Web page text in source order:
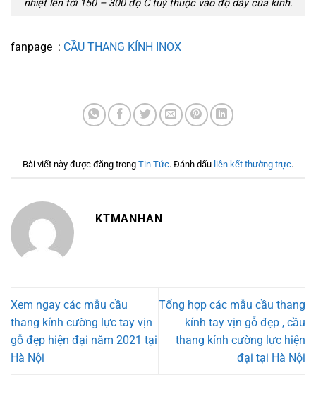
nhiệt lên tới 150 – 300 độ C tuỳ thuộc vào độ dày của kính.
fanpage : CẦU THANG KÍNH INOX
Bài viết này được đăng trong Tin Tức. Đánh dấu liên kết thường trực.
KTMANHAN
Xem ngay các mẫu cầu
thang kính cường lực tay vịn
gỗ đẹp hiện đại năm 2021 tại
Hà Nội
Tổng hợp các mẫu cầu thang
kính tay vịn gỗ đẹp , cầu
thang kính cường lực hiện
đại tại Hà Nội